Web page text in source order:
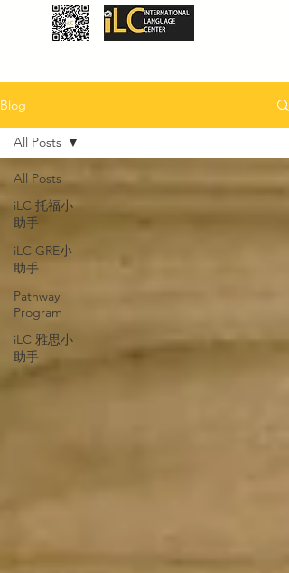
Blog
All Posts
iLC 托福小
助手
iLC GRE小
助手
Pathway
Program
iLC 雅思小
助手
All Posts